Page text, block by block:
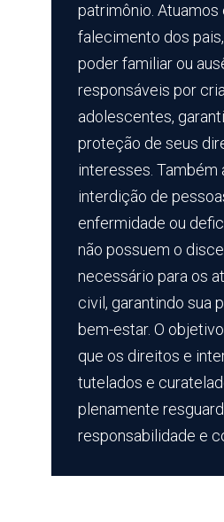
patrimônio. Atuamos
falecimento dos
poder familiar ou
responsáveis por
adolescentes,
proteção de seus
interesses. Também
interdição de
enfermidade ou
não possuem o
necessário para os
civil, garantindo sua
bem-estar. O
que os direitos e
tutelados e
plenamente
responsabilidade e